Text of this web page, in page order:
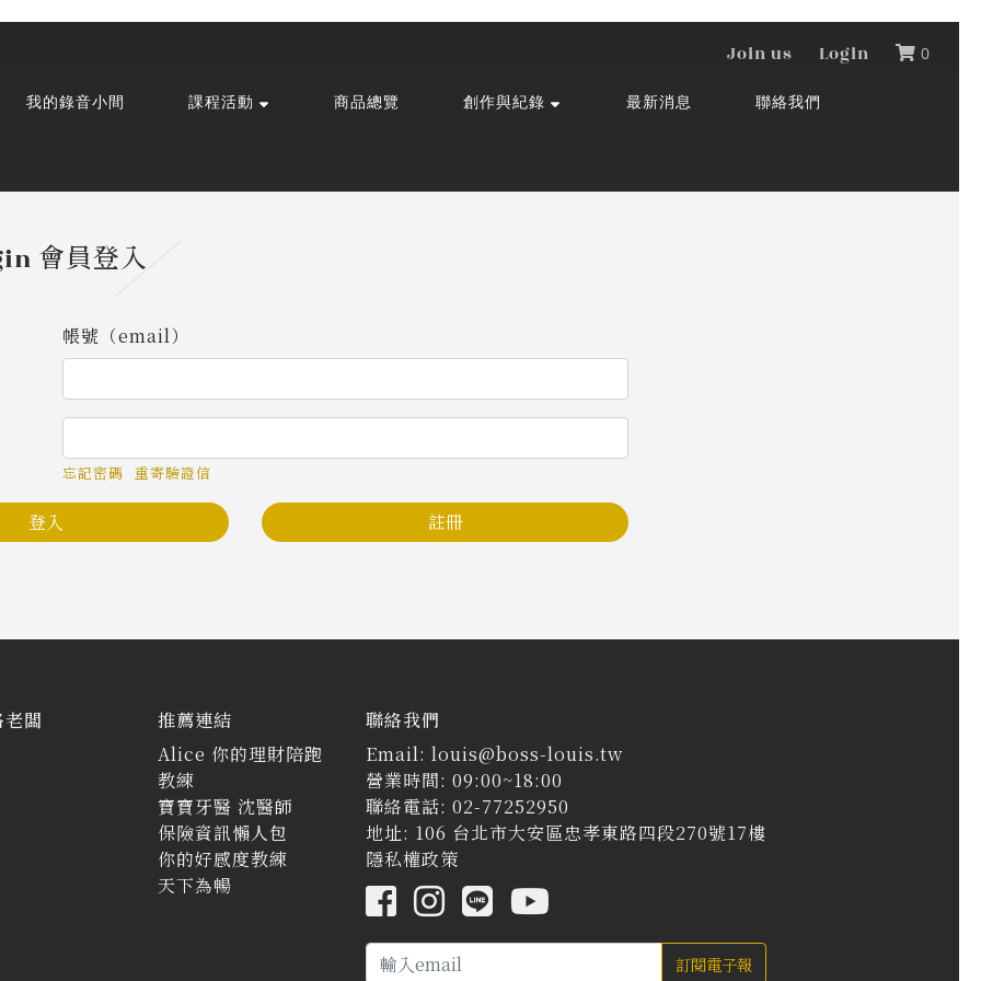
Join us Login 0
我的錄音小間 課程活動 商品總覽 創作與紀錄 最新消息 聯絡我們
會員登入
帳號（email）
忘記密碼 重寄驗證信
登入 註冊
闆
推薦連結
Alice 你的理財陪跑
教練
寶寶牙醫 沈醫師
保險資訊懶人包
你的好感度教練
天下為暢
聯絡我們
Email: louis@boss-louis.tw
營業時間: 09:00~18:00
聯絡電話: 02-77252950
地址: 106 台北市大安區忠孝東路四段270號17樓
隱私權政策
訂閱電子報